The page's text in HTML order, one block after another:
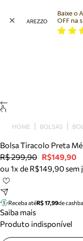
Bolsa
Tamanco
Tênis
Mule
Tire dúvidas
Meus pedidos
Acompanhe
Baixe o
OFF na
HOME BOLSAS
Bolsa Tiracolo Preta
R$ 299,90 R$149,90
ou 1x de R$149,90 sem
Receba atéR$ 17,99de
Saiba mais
Produto indisponível